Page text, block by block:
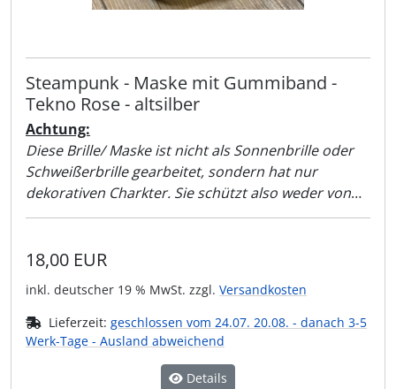
Steampunk - Maske mit Gummiband -
Tekno Rose - altsilber
Achtung:
Diese Brille/ Maske ist nicht als Sonnenbrille oder
Schweißerbrille gearbeitet, sondern hat nur
dekorativen Charkter. Sie schützt also weder von
Sonnenlicht noch vor der Schweißer-Flamme!!
18,00 EUR
inkl. deutscher 19 % MwSt. zzgl. Versandkosten
Lieferzeit: geschlossen vom 24.07. 20.08. - danach 3-5
Werk-Tage - Ausland abweichend
Details